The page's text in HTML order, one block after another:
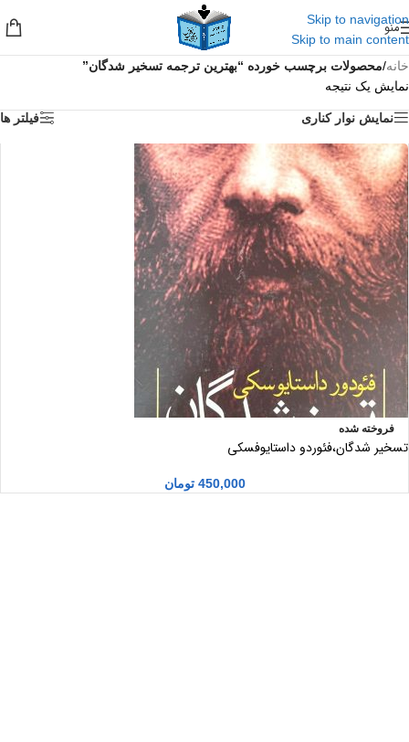
Skip to navigation
Skip to main content
منو
خانه/محصولات برچسب خورده “بهترین ترجمه تسخیر شدگان”
نمایش یک نتیجه
نمایش نوار کناری فیلتر ها
فروخته شده
تسخیر شدگان،فئوردو داستایوفسکی
450,000 تومان